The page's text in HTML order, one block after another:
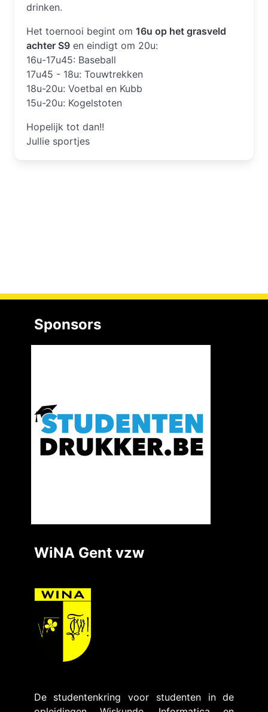
drinken.
Het toernooi begint om 16u op het grasveld
achter S9 en eindigt om 20u:
16u-17u45: Baseball
17u45 - 18u: Touwtrekken
18u-20u: Voetbal en Kubb
15u-20u: Kogelstoten
Hopelijk tot dan!!
Jullie sportjes
Sponsors
WiNA Gent vzw
De studentenkring voor studenten in de